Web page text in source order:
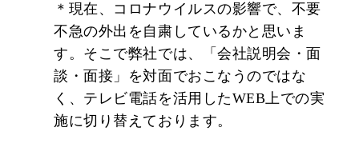
＊現在、コロナウイルスの影響で、不要
不急の外出を自粛しているかと思いま
す。そこで弊社では、「会社説明会・面
談・面接」を対面でおこなうのではな
く、テレビ電話を活用したWEB上での実
施に切り替えております。